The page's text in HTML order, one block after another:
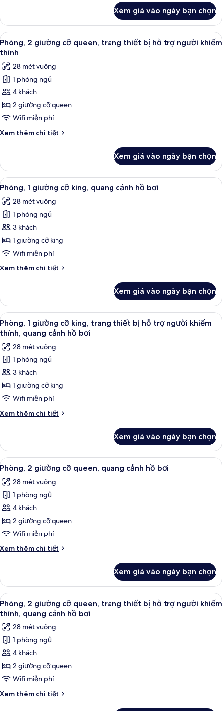
Phòng,
giường
cỡ
Xem giá vào ngày bạn chọn
Xem
tất
cả
ảnh
Phòng,
2
giường
cỡ
queen,
trang
bị
hỗ
trợ
người
khiếm
thính
Bộ đồ giường cao cấp, két bảo mật
5
Phòng, 2 giường cỡ queen, trang thiết bị hỗ trợ người khiếm
thính
28 mét vuông
1 phòng ngủ
4 khách
2 giường cỡ queen
Wifi miễn phí
Xem thêm chi tiết
Chi
Phòng,
giường
queen,
trang
bị
hỗ
trợ
người
khiếm
Xem giá vào ngày bạn chọn
Xem
tất
cả
ảnh
Phòng,
1
giường
king,
hồ
bơi
Bộ đồ giường cao cấp, két bảo mật
8
Phòng, 1 giường cỡ king, quang cảnh hồ bơi
28 mét vuông
1 phòng ngủ
3 khách
1 giường cỡ king
Wifi miễn phí
Xem thêm chi tiết
Chi
Phòng,
giường
cỡ
quang
cảnh
hồ
bơi
Xem giá vào ngày bạn chọn
Xem
tất
cả
ảnh
Phòng,
1
giường
cỡ
king,
trang
bị
hỗ
trợ
người
khiếm
thính,
quang
cảnh
hồ
bơi
Bộ đồ giường cao cấp, két bảo mật
9
Phòng, 1 giường cỡ king, trang thiết bị hỗ trợ người khiếm
thính, quang cảnh hồ bơi
28 mét vuông
1 phòng ngủ
3 khách
1 giường cỡ king
Wifi miễn phí
Xem thêm chi tiết
Chi
Phòng,
giường
king,
trang
bị
hỗ
trợ
người
khiếm
hồ
bơi
Xem giá vào ngày bạn chọn
Xem
tất
cả
ảnh
Phòng,
2
giường
queen,
hồ
bơi
Bộ đồ giường cao cấp, két bảo mật
7
Phòng, 2 giường cỡ queen, quang cảnh hồ bơi
28 mét vuông
1 phòng ngủ
4 khách
2 giường cỡ queen
Wifi miễn phí
Xem thêm chi tiết
Chi
Phòng,
giường
cỡ
queen,
quang
cảnh
hồ
bơi
Xem giá vào ngày bạn chọn
Xem
tất
cả
ảnh
Phòng,
2
giường
cỡ
queen,
trang
Bộ đồ giường cao cấp, két bảo mật
6
Phòng, 2 giường cỡ queen, trang thiết bị hỗ trợ người khiếm
thính, quang cảnh hồ bơi
28 mét vuông
1 phòng ngủ
4 khách
2 giường cỡ queen
Wifi miễn phí
Xem thêm chi tiết
Chi